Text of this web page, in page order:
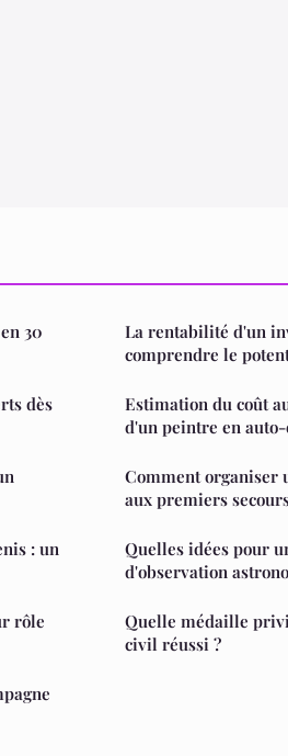
30
dès
: un
rôle
La rentabilité d'un
comprendre le
Estimation du coût
d'un peintre en
Comment organiser
aux premiers
Quelles idées pour
d'observation
Quelle médaille
civil réussi ?